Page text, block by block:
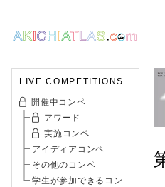
LIVE COMPETITIONS
開催中コンペ
アワード
実施コンペ
アイディアコンペ
その他のコンペ
学生が参加できるコン